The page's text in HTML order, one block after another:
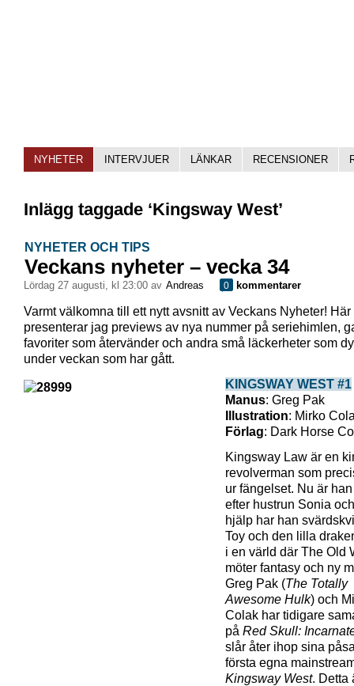
NYHETER INTERVJUER LÄNKAR RECENSIONER
Inlägg taggade ‘Kingsway West’
NYHETER OCH TIPS
Veckans nyheter – vecka 34
lördag 27 augusti, kl 23:00 av Andreas 0 kommentarer
Varmt välkomna till ett nytt avsnitt av Veckans Nyheter! Här
presenterar jag previews av nya nummer på seriehimlen,
favoriter som återvänder och andra små läckerheter som
under veckan som har gått.
KINGSWAY WEST #1
Manus: Greg Pak
Illustration: Mirko
Förlag: Dark Horse
Kingsway Law är en
revolverman som
ur fängelset. Nu är
efter hustrun Sonia
hjälp har han
Toy och den lilla
i en värld där The Old
möter fantasy och ny
Greg Pak (The Totally
Awesome Hulk) och
Colak har tidigare
på Red Skull:
slår åter ihop sina
första egna
Kingsway West. Detta